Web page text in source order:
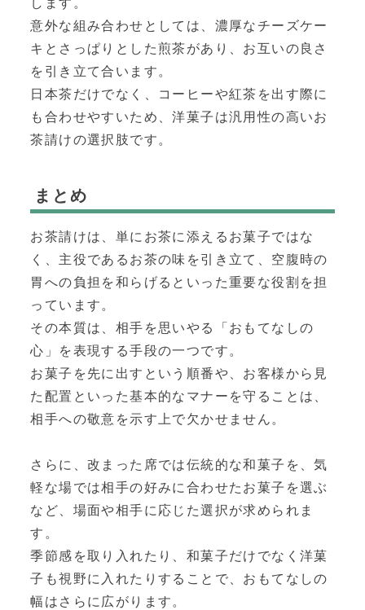
します。
意外な組み合わせとしては、濃厚なチーズケー
キとさっぱりとした煎茶があり、お互いの良さ
を引き立て合います。
日本茶だけでなく、コーヒーや紅茶を出す際に
も合わせやすいため、洋菓子は汎用性の高いお
茶請けの選択肢です。
まとめ
お茶請けは、単にお茶に添えるお菓子ではな
く、主役であるお茶の味を引き立て、空腹時の
胃への負担を和らげるといった重要な役割を担
っています。
その本質は、相手を思いやる「おもてなしの
心」を表現する手段の一つです。
お菓子を先に出すという順番や、お客様から見
た配置といった基本的なマナーを守ることは、
相手への敬意を示す上で欠かせません。
さらに、改まった席では伝統的な和菓子を、気
軽な場では相手の好みに合わせたお菓子を選ぶ
など、場面や相手に応じた選択が求められま
す。
季節感を取り入れたり、和菓子だけでなく洋菓
子も視野に入れたりすることで、おもてなしの
幅はさらに広がります。